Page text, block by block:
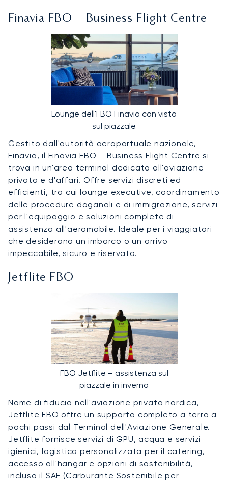
Finavia FBO – Business Flight Centre
Lounge dell'FBO Finavia con vista
sul piazzale
Gestito dall'autorità aeroportuale nazionale,
Finavia, il Finavia FBO – Business Flight Centre si
trova in un'area terminal dedicata all'aviazione
privata e d'affari. Offre servizi discreti ed
efficienti, tra cui lounge executive, coordinamento
delle procedure doganali e di immigrazione, servizi
per l'equipaggio e soluzioni complete di
assistenza all'aeromobile. Ideale per i viaggiatori
che desiderano un imbarco o un arrivo
impeccabile, sicuro e riservato.
Jetflite FBO
FBO Jetflite – assistenza sul
piazzale in inverno
Nome di fiducia nell'aviazione privata nordica,
Jetflite FBO offre un supporto completo a terra a
pochi passi dal Terminal dell'Aviazione Generale.
Jetflite fornisce servizi di GPU, acqua e servizi
igienici, logistica personalizzata per il catering,
accesso all'hangar e opzioni di sostenibilità,
incluso il SAF (Carburante Sostenibile per